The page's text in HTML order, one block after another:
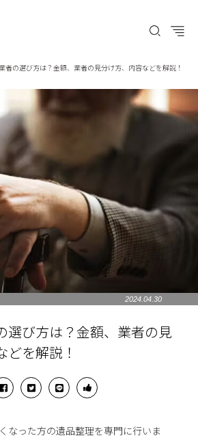
き方〜
者の選び方は？金額、業者の見分け方、内容などを解説！
2024.04.30
選び方は？金額、業者の見
どを解説！
なった方の遺品整理を専門に行いま